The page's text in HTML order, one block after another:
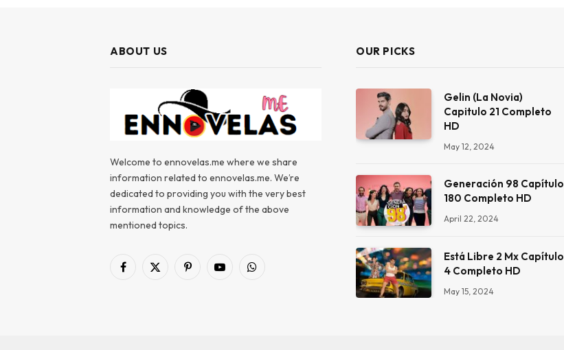
ABOUT US
Welcome to ennovelas.me where we share
information related to ennovelas.me. We’re
dedicated to providing you with the very best
information and knowledge of the above
mentioned topics.
Facebook
X
PinterestYouTubeWhatsApp
OUR PICKS
Gelin (La Novia)
Capitulo 21 Completo
HD
May 12, 2024
Generación 98 Capítulo
180 Completo HD
April 22, 2024
Está Libre 2 Mx Capítulo
4 Completo HD
May 15, 2024